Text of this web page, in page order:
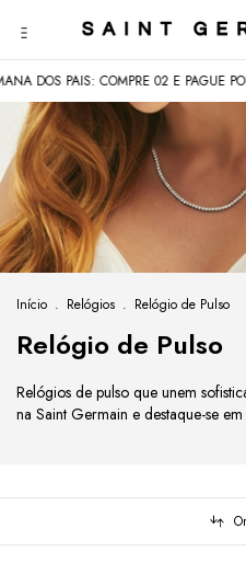
PAIS: COMPRE 02 E PAGUE POR
Início . Relógios . Relógio de Pulso
Relógio de Pulso
Relógios de pulso que unem
na Saint Germain e destaque-se